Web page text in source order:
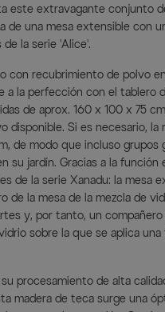
este extravagante conjunto
de una mesa extensible con
la serie 'Alice'.
con recubrimiento de polvo
a la perfección con el tablero
de aprox. 160 x 100 x 75
Si es necesario, la
de modo que incluso grupos
jardín. Gracias a la función
de la serie Xanadu: la mesa
de la mesa de la mezcla de
y, por tanto, un compañero
sobre la que se aplica una
procesamiento de alta
madera de teca surge una